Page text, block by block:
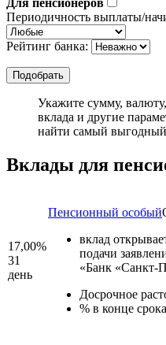
Периодичность выплаты/
Рейтинг банка:
Укажите сумму,
вклада и другие
найти самый
Вклады для
17,00%
31
день
Пенсионный особый
вклад
подачи
«Банк «Санкт-
Досрочное
% в конце срока